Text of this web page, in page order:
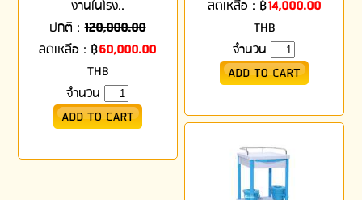
งานในโรง..
ปกติ :120,000.00
ลดเหลือ : ฿60,000.00
THB
จำนวน
ลดเหลือ : ฿14,000.00
THB
จำนวน